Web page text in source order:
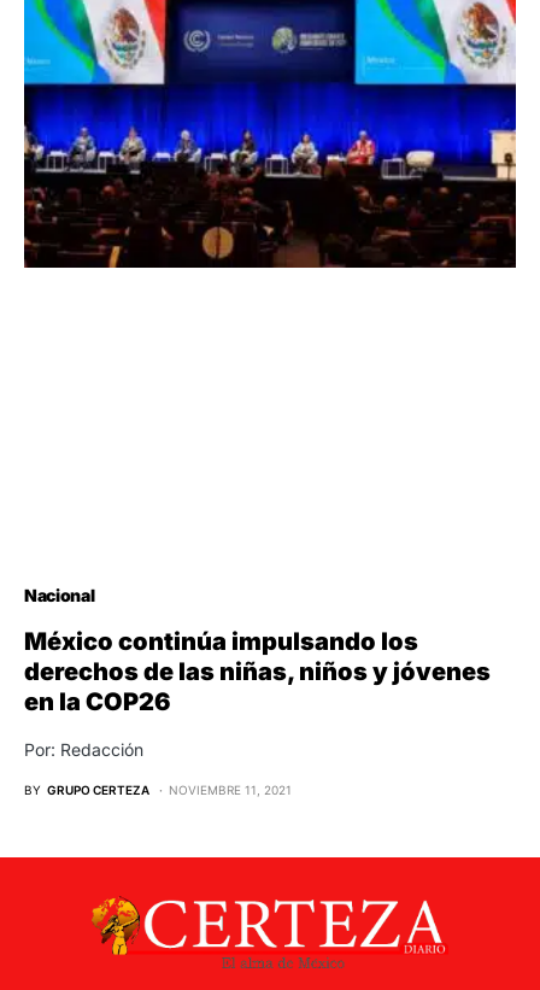
Nacional
México continúa impulsando los
derechos de las niñas, niños y jóvenes
en la COP26
Por: Redacción
BY GRUPO CERTEZA NOVIEMBRE 11, 2021